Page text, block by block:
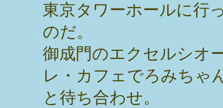
東京タワーホールに行
のだ。
御成門のエクセルシオ
レ・カフェでろみちゃ
と待ち合わせ。